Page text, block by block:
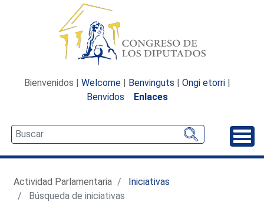
Bienvenidos | Welcome | Benvinguts | Ongi etorri |
Benvidos
Enlaces
Actividad Parlamentaria
Iniciativas
Búsqueda de iniciativas